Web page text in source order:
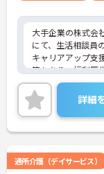
大手企業の株式会
にて、生活相談員
キャリアアップ支
等もあり、福利厚
ご興味ある方には
詳細をお話しいた
い！
詳細
通所介護（デイサービス）